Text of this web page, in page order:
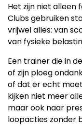
Het zijn niet alleen
Clubs gebruiken
vrijwel alles: van
van fysieke
Een trainer die in
of zijn ploeg
of dat er echt
kijken niet meer
maar ook naar
loopacties zonder